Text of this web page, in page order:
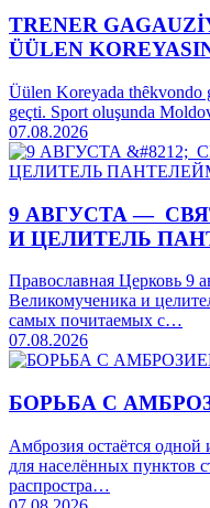
TRENER
ÜÜLEN
Üülen Koreyada thȇkvondo
geçti. Sport oluşunda
07.08.2026
9 АВГУСТА —
И ЦЕЛИТЕЛЬ
Православная Церковь 9
Великомученика и
самых почитаемых с…
07.08.2026
БОРЬБА С
Амброзия остаётся
для населённых пунктов
распростра…